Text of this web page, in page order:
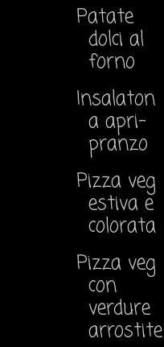
Patate
dolci al
forno
Insalaton
a apri-
pranzo
Pizza veg
estiva e
colorata
Pizza veg
con
verdure
arrostite